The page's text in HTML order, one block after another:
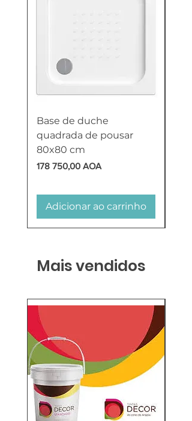
Base de duche
quadrada de pousar
80x80 cm
Preço
178 750,00 AOA
Adicionar ao carrinho
Mais vendidos